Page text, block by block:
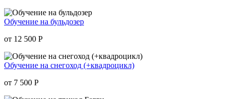
Обучение на бульдозер
от 12 500 Р
Обучение на снегоход (+квадроцикл)
от 7 500 Р